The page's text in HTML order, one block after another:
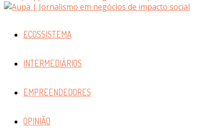
ECOSSISTEMA
INTERMEDIÁRIOS
EMPREENDEDORES
OPINIÃO